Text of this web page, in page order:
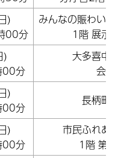
)
00分
みんなの賑わい
1階 展示
)
分
大多喜中
会
)
分
長柄町
)
分
市民ふれあ
1階 第1